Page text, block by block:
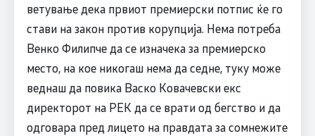
ветување дека првиот премиерски потпис ќе го
стави на закон против корупција. Нема потреба
Венко Филипче да се изначека за премиерско
место, на кое никогаш нема да седне, туку може
веднаш да повика Васко Ковачевски екс
директорот на РЕК да се врати од бегство и да
одговара пред лицето на правдата за сомнежите